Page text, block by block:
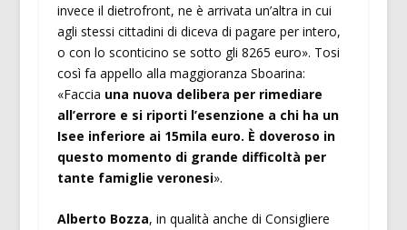
invece il dietrofront, ne è arrivata un’altra in cui
agli stessi cittadini di diceva di pagare per intero,
o con lo sconticino se sotto gli 8265 euro». Tosi
così fa appello alla maggioranza Sboarina:
«Faccia una nuova delibera per rimediare
all’errore e si riporti l’esenzione a chi ha un
Isee inferiore ai 15mila euro. È doveroso in
questo momento di grande difficoltà per
tante famiglie veronesi».
Alberto Bozza, in qualità anche di Consigliere